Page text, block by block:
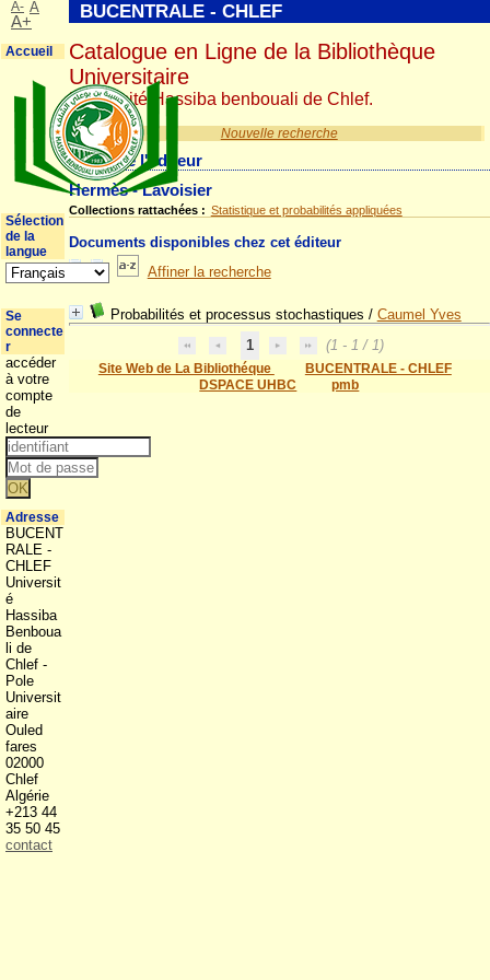
Nouvelle recherche
Détail de l'éditeur
Hermès - Lavoisier
Collections rattachées : Statistique et probabilités appliquées
Documents disponibles chez cet éditeur
Affiner la recherche
Probabilités et processus stochastiques / Caumel Yves
1
(1 - 1 / 1)
Site Web de La Bibliothéque
BUCENTRALE - CHLEF
DSPACE UHBC
pmb
BUCENTRALE - CHLEF
Catalogue en Ligne de la Bibliothèque
Universitaire
Université Hassiba benbouali de Chlef.
A- A
A+
Accueil
Sélection
de la
langue
Se
connecte
r
accéder
à votre
compte
de
lecteur
Adresse
BUCENT
RALE -
CHLEF
Universit
é
Hassiba
Benboua
li de
Chlef -
Pole
Universit
aire
Ouled
fares
02000
Chlef
Algérie
+213 44
35 50 45
contact